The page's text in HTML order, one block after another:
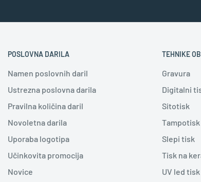
POSLOVNA DARILA
Namen poslovnih daril
Ustrezna poslovna darila
Pravilna količina daril
Novoletna darila
Uporaba logotipa
Učinkovita promocija
Novice
TEHNIKE
Gravura
Digitalni
Sitotisk
Tampotisk
Slepi tisk
Tisk na
UV led tisk